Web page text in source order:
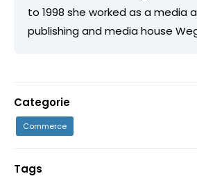
to 1998 she worked as a media
publishing and media house
Categorie
Commerce
Tags